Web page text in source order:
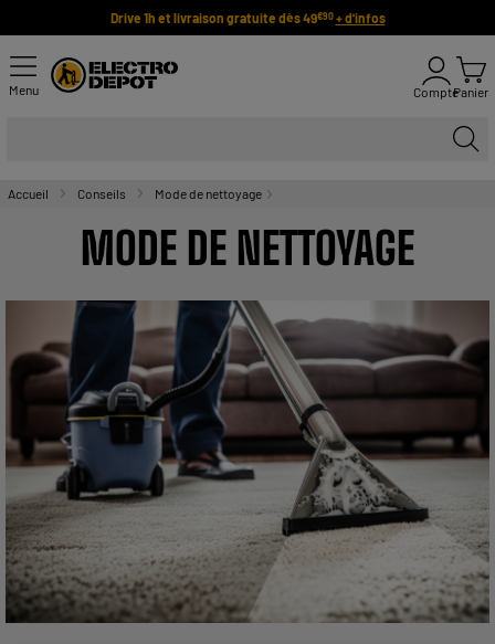
Drive 1h et livraison gratuite dès 49€90 + d'infos
Menu ComptePanier
Accueil Conseils Mode de nettoyage
MODE DE NETTOYAGE